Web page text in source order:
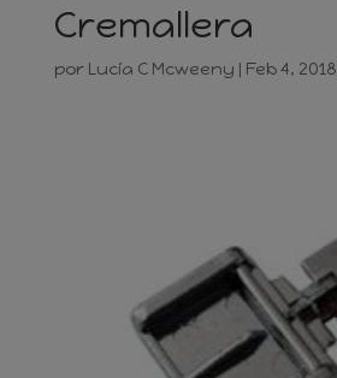
Cremallera
por Lucía C Mcweeny | Feb 4, 2018